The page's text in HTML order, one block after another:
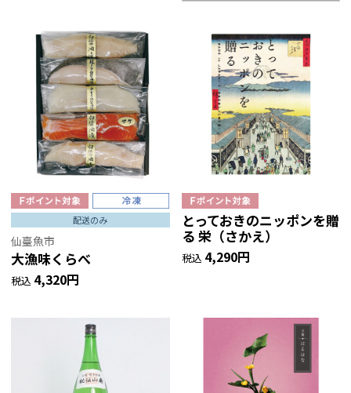
配送のみ
仙臺魚市
大漁味くらべ
税込 4,320円
とっておきのニッポンを贈
る 栄（さかえ）
税込 4,290円